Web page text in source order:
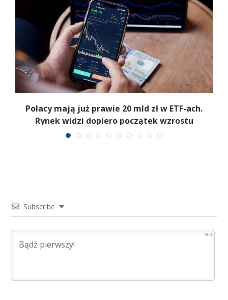
Polacy mają już prawie 20 mld zł w ETF-ach.
Rynek widzi dopiero początek wzrostu
Subscribe
500